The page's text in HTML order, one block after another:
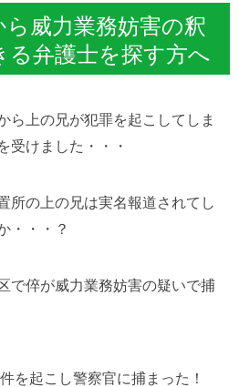
威力業務妨害の釈
る弁護士を探す方へ
ら上の兄が犯罪を起こしてしま
受けました・・・
所の上の兄は実名報道されてし
・・・？
で倅が威力業務妨害の疑いで捕
を起こし警察官に捕まった！